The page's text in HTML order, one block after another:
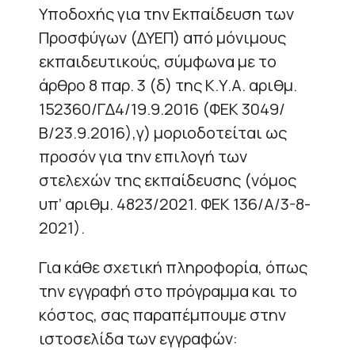
Υποδοχής για την Εκπαίδευση των
Προσφύγων (ΔΥΕΠ) από μόνιμους
εκπαιδευτικούς, σύμφωνα με το
άρθρο 8 παρ. 3 (δ) της Κ.Υ.Α. αριθμ.
152360/ΓΔ4/19.9.2016 (ΦΕΚ 3049/
Β/23.9.2016),γ) μοριοδοτείται ως
προσόν για την επιλογή των
στελεχών της εκπαίδευσης (νόμος
υπ’ αριθμ. 4823/2021. ΦΕΚ 136/Α/3-8-
2021).
Για κάθε σχετική πληροφορία, όπως
την εγγραφή στο πρόγραμμα και το
κόστος, σας παραπέμπουμε στην
ιστοσελίδα των εγγραφών: